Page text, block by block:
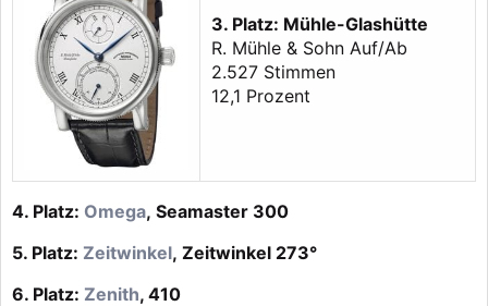
3. Platz: Mühle-Glashütte
R. Mühle & Sohn Auf/Ab
2.527 Stimmen
12,1 Prozent
4. Platz: Omega, Seamaster 300
5. Platz: Zeitwinkel, Zeitwinkel 273°
6. Platz: Zenith, 410